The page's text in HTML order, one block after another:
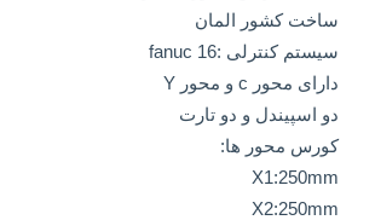
ساخت کشور المان
سیستم کنترلی :fanuc 16
دارای محور c و محور Y
دو اسپیندل و دو تارت
کورس محور ها:
X1:250mm
X2:250mm